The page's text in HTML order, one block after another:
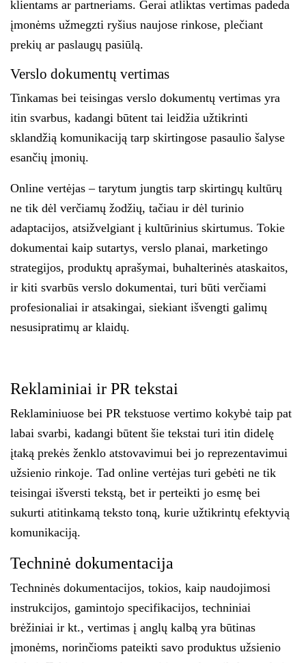
klientams ar partneriams. Gerai atliktas vertimas padeda
įmonėms užmegzti ryšius naujose rinkose, plečiant
prekių ar paslaugų pasiūlą.
Verslo dokumentų vertimas
Tinkamas bei teisingas verslo dokumentų vertimas yra
itin svarbus, kadangi būtent tai leidžia užtikrinti
sklandžią komunikaciją tarp skirtingose pasaulio šalyse
esančių įmonių.
Online vertėjas – tarytum jungtis tarp skirtingų kultūrų
ne tik dėl verčiamų žodžių, tačiau ir dėl turinio
adaptacijos, atsižvelgiant į kultūrinius skirtumus. Tokie
dokumentai kaip sutartys, verslo planai, marketingo
strategijos, produktų aprašymai, buhalterinės ataskaitos,
ir kiti svarbūs verslo dokumentai, turi būti verčiami
profesionaliai ir atsakingai, siekiant išvengti galimų
nesusipratimų ar klaidų.
Reklaminiai ir PR tekstai
Reklaminiuose bei PR tekstuose vertimo kokybė taip pat
labai svarbi, kadangi būtent šie tekstai turi itin didelę
įtaką prekės ženklo atstovavimui bei jo reprezentavimui
užsienio rinkoje. Tad online vertėjas turi gebėti ne tik
teisingai išversti tekstą, bet ir perteikti jo esmę bei
sukurti atitinkamą teksto toną, kurie užtikrintų efektyvią
komunikaciją.
Techninė dokumentacija
Techninės dokumentacijos, tokios, kaip naudojimosi
instrukcijos, gamintojo specifikacijos, techniniai
brėžiniai ir kt., vertimas į anglų kalbą yra būtinas
įmonėms, norinčioms pateikti savo produktus užsienio